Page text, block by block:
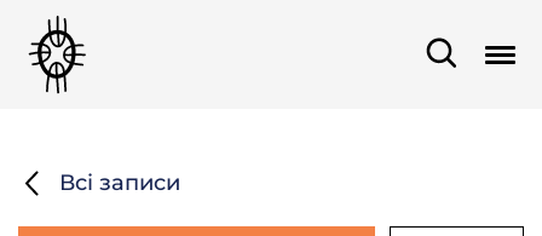
Всі записи